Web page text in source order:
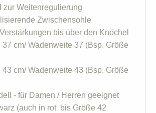
zur Weitenregulierung
Zwischensohle
bis über den Knöchel
37 cm/ Wadenweite 37 (Bsp. Größe
43 cm/ Wadenweite 43 (Bsp. Größe
- für Damen / Herren geeignet
(auch in rot bis Größe 42